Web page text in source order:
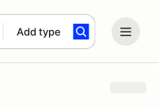
Add type